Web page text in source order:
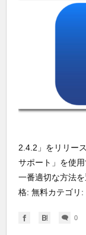
2.4.2」をリリー
サポート」を使
一番適切な方法
格: 無料カテゴリ:
0